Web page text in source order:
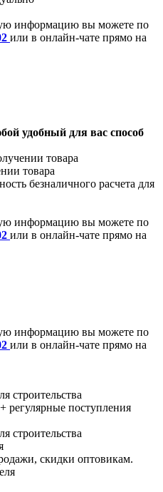
информацию вы можете по
или в онлайн-чате прямо на
удобный для вас способ
товара
товара
безналичного расчета для
информацию вы можете по
или в онлайн-чате прямо на
информацию вы можете по
или в онлайн-чате прямо на
строительства
регулярные поступления
скидки оптовикам.